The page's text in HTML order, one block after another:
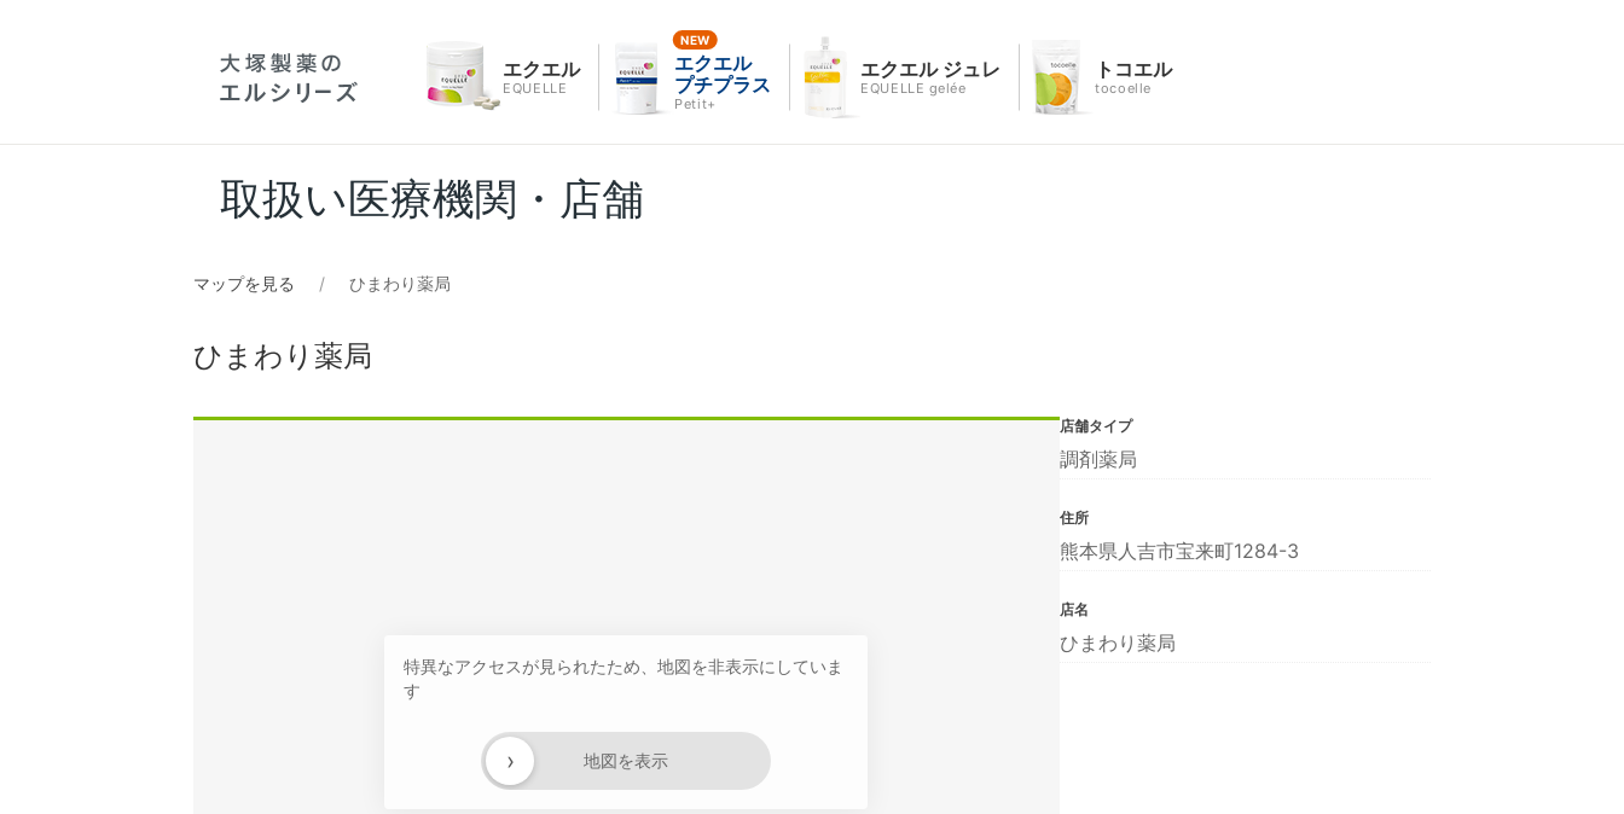
エクエル
EQUELLE
エクエル
プチプラス
Petit+
エクエル ジュレ
EQUELLE gelée
トコエル
tocoelle
取扱い医療機関・店舗
マップを見る ひまわり薬局
ひまわり薬局
特異なアクセスが見られたため、地図を非表示にしていま
す
地図を表示
›
店舗タイプ
調剤薬局
住所
熊本県人吉市宝来町1284-3
店名
ひまわり薬局